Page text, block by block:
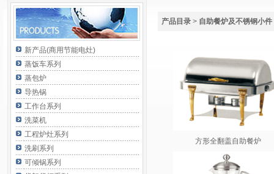
新产品(商用节能电灶)
蒸饭车系列
蒸包炉
导热锅
工作台系列
洗菜机
工程炉灶系列
洗刷系列
可倾锅系列
产品目录 > 自助餐炉及不锈钢小件
方形全翻盖自助餐炉